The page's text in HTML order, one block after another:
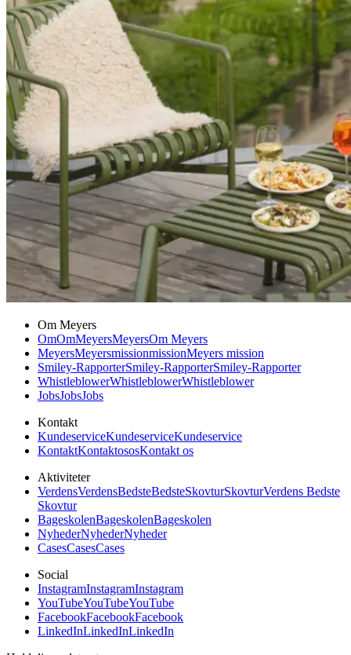
Om Meyers
OmOmMeyersMeyersOm Meyers
MeyersMeyersmissionmissionMeyers mission
Smiley-RapporterSmiley-RapporterSmiley-Rapporter
WhistleblowerWhistleblowerWhistleblower
JobsJobsJobs
Kontakt
KundeserviceKundeserviceKundeservice
KontaktKontaktososKontakt os
Aktiviteter
VerdensVerdensBedsteBedsteSkovturSkovturVerdens Bedste
Skovtur
BageskolenBageskolenBageskolen
NyhederNyhederNyheder
CasesCasesCases
Social
InstagramInstagramInstagram
YouTubeYouTubeYouTube
FacebookFacebookFacebook
LinkedInLinkedInLinkedIn